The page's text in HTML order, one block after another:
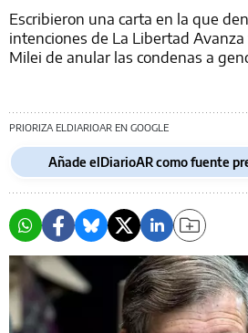
Escribieron una carta en la que
intenciones de La Libertad
Milei de anular las condenas a
PRIORIZA ELDIARIOAR EN GOOGLE
Añade elDiarioAR como fuente